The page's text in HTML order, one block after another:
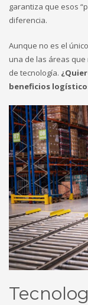
garantiza que esos
diferencia.
Aunque no es el
una de las áreas
de tecnología.
beneficios